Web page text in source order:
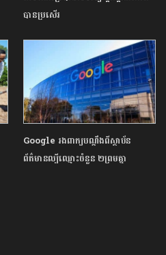
បានប្រសើរ
Google រងពាក្យបណ្តឹងពីស្ថាប័ន
ព័ត៌មានល្បីឈ្មោះចំនួន ២ព្រមគ្នា